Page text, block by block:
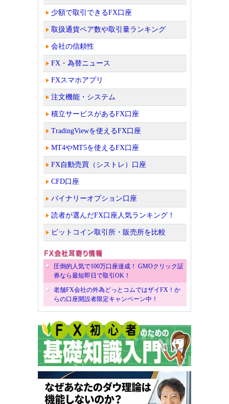
少額で取引できるFX口座
取扱通貨ペア数や取引量ランキング
会社の信頼性
FX・為替ニュース
FXスマホアプリ
注文機能・システム
積立サービスがあるFX口座
TradingViewを使えるFX口座
MT4やMT5を使えるFX口座
FX自動売買（シストレ）口座
CFD口座
バイナリーオプション口座
読者が選んだFX口座人気ランキング！
ビットコイン取引所・販売所を比較
圧倒的人気で100万口座達成！ GMOクリック証
券なら最短即日で取引OK！
老舗FX会社の外為どっとコムではザイFX！か
らの口座開設者限定キャンペーン中！